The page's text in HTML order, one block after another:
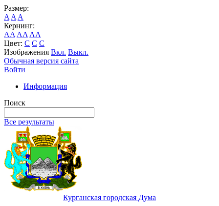
Размер:
A A A
Кернинг:
AA AA AA
Цвет: C C C
Изображения Вкл. Выкл.
Обычная версия сайта
Войти
Информация
Поиск
Все результаты
Курганская городская Дума